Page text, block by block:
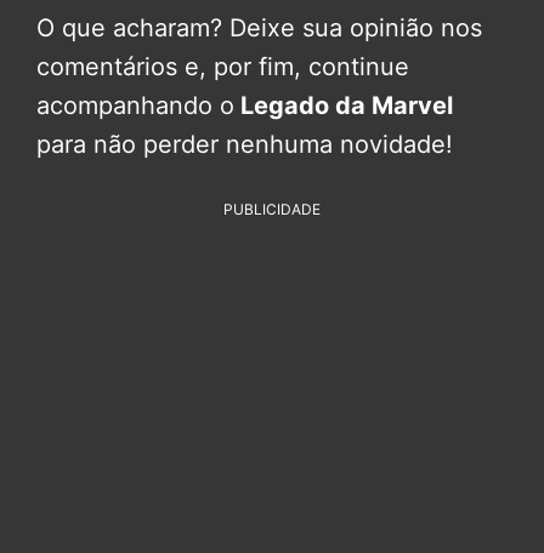
O que acharam? Deixe sua opinião nos
comentários e, por fim, continue
acompanhando o Legado da Marvel
para não perder nenhuma novidade!
PUBLICIDADE